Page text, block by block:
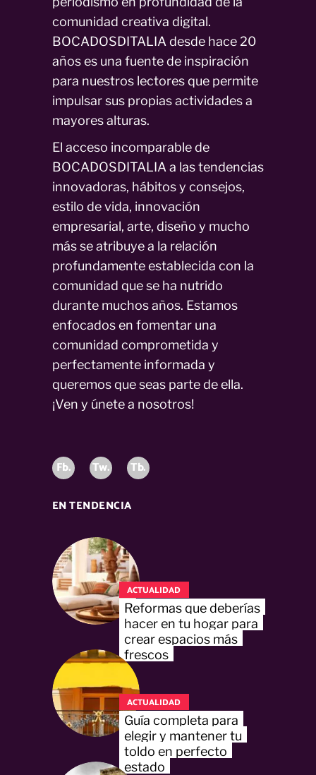
comunidad creativa digital.
BOCADOSDITALIA desde hace 20
años es una fuente de inspiración
para nuestros lectores que permite
impulsar sus propias actividades a
mayores alturas.
El acceso incomparable de
BOCADOSDITALIA a las tendencias
innovadoras, hábitos y consejos,
estilo de vida, innovación
empresarial, arte, diseño y mucho
más se atribuye a la relación
profundamente establecida con la
comunidad que se ha nutrido
durante muchos años. Estamos
enfocados en fomentar una
comunidad comprometida y
perfectamente informada y
queremos que seas parte de ella.
¡Ven y únete a nosotros!
Fb. Tw. Tb.
EN TENDENCIA
ACTUALIDAD
Reformas que deberías
hacer en tu hogar para
crear espacios más
frescos
ACTUALIDAD
Guía completa para
elegir y mantener tu
toldo en perfecto
estado